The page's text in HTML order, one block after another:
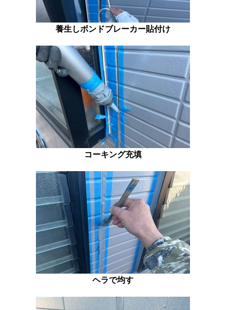
養生しボンドブレーカー貼付け
コーキング充填
ヘラで均す